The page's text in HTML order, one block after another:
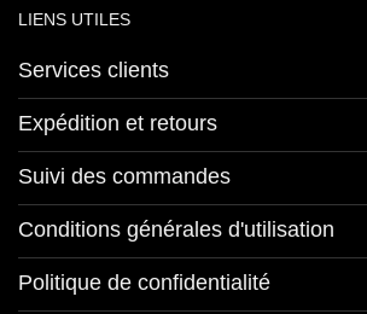
LIENS UTILES
Services clients
Expédition et retours
Suivi des commandes
Conditions générales d'utilisation
Politique de confidentialité